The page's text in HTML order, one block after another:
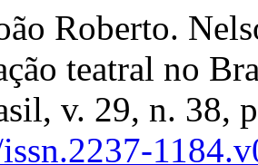
Roberto.
teatral no
v. 29, n. 38,